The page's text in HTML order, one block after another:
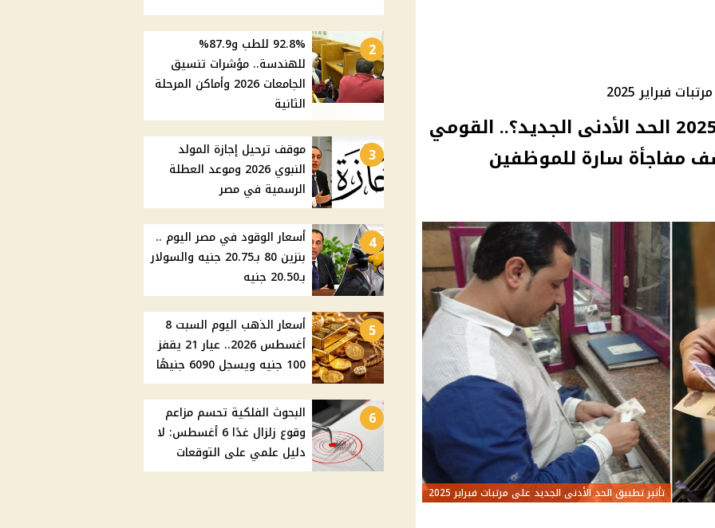
فبراير 2025
هل تشمل مرتبات فبراير 2025 الحد الأدنى الجديد؟.. القومي
مفاجأة سارة للموظفين
تأثير تطبيق الحد الأدنى الجديد على مرتبات فبراير 2025
2
92.8% للطب و87.9%
للهندسة.. مؤشرات تنسيق
الجامعات 2026 وأماكن المرحلة
الثانية
3
موقف ترحيل إجازة المولد
النبوي 2026 وموعد العطلة
الرسمية في مصر
4
أسعار الوقود في مصر اليوم ..
بنزين 80 بـ20.75 جنيه والسولار
بـ20.50 جنيه
5
أسعار الذهب اليوم السبت 8
أغسطس 2026.. عيار 21 يقفز
100 جنيه ويسجل 6090 جنيهًا
6
البحوث الفلكية تحسم مزاعم
وقوع زلزال غدًا 6 أغسطس: لا
دليل علمي على التوقعات